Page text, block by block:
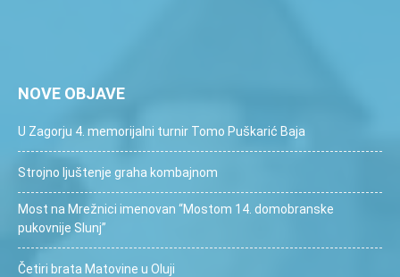
NOVE OBJAVE
U Zagorju 4. memorijalni turnir Tomo Puškarić Baja
Strojno ljuštenje graha kombajnom
Most na Mrežnici imenovan “Mostom 14. domobranske
pukovnije Slunj”
Četiri brata Matovine u Oluji